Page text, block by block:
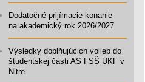
Dodatočné prijímacie konanie
na akademický rok 2026/2027
Výsledky doplňujúcich volieb do
študentskej časti AS FSŠ UKF v
Nitre